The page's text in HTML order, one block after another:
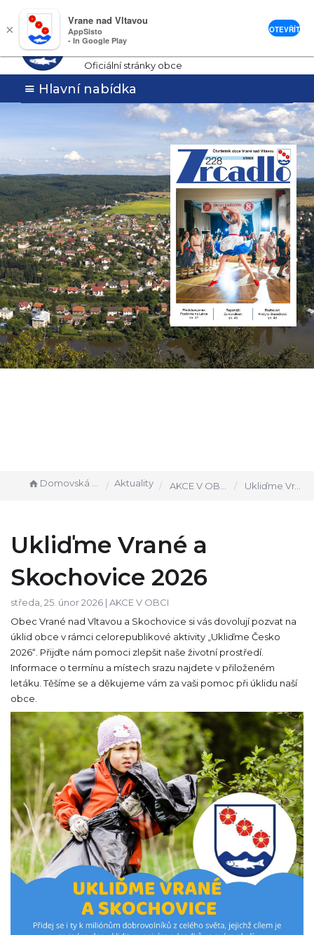
×
Vrane nad Vltavou
AppSisto
- In Google Play
OTEVŘÍT
Vrané nad
Vltavou
Oficiální stránky obce
Hlavní nabídka
Domovská stránka Aktuality AKCE V OBCI Ukliďme Vrané a Skochovice 2026
Ukliďme Vrané a
Skochovice 2026
středa, 25. únor 2026 | AKCE V OBCI
Obec Vrané nad Vltavou a Skochovice si vás dovolují pozvat na
úklid obce v rámci celorepublikové aktivity „Ukliďme Česko
2026“. Přijďte nám pomoci zlepšit naše životní prostředí.
Informace o termínu a místech srazu najdete v přiloženém
letáku. Těšíme se a děkujeme vám za vaši pomoc při úklidu naší
obce.